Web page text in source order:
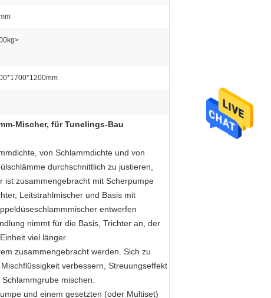
Mischer, für Tunelings-Bau
von Schlammdichte und von
durchschnittlich zu justieren,
ist zusammengebracht mit Scherpumpe
Leitstrahlmischer und Basis mit
entwerfen
nimmt für die Basis, Trichter an, der
viel länger.
zusammengebracht werden. Sich zu
verbessern, Streuungseffekt
Schlammgrube mischen.
und einem gesetzten (oder Multiset)